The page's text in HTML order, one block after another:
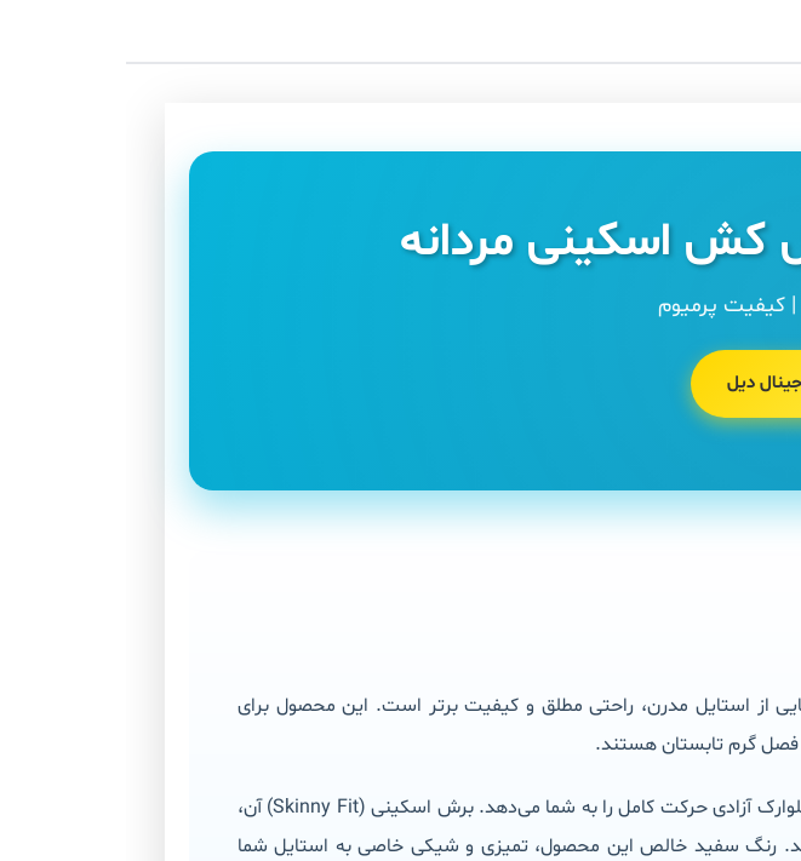
کش اسکینی مردانه
| کیفیت پرمیوم
دیل
از استایل مدرن، راحتی مطلق و کیفیت برتر است. این محصول برای
گرم تابستان هستند.
با استفاده از پارچه پنبه جین اعلا و تکنولوژی فول کش (Full Stretch)، این شلوارک آزادی حرکت کامل را به شما می‌دهد. برش اسکینی (Skinny Fit) آن،
رنگ سفید خالص این محصول، تمیزی و شیکی خاصی به استایل شما